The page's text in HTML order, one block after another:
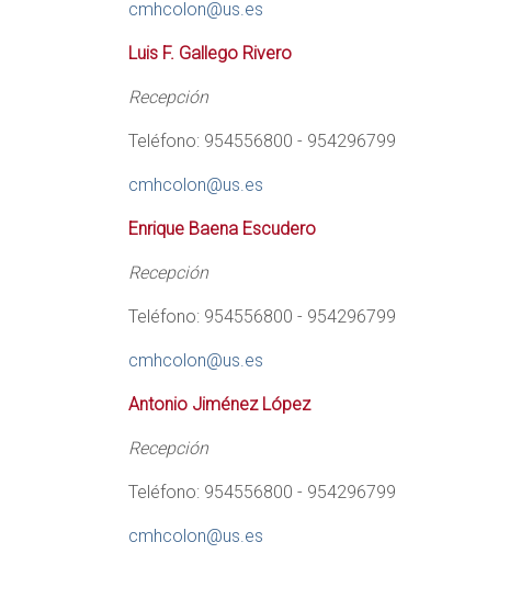
cmhcolon@us.es
Luis F. Gallego Rivero
Recepción
Teléfono: 954556800 - 954296799
cmhcolon@us.es
Enrique Baena Escudero
Recepción
Teléfono: 954556800 - 954296799
cmhcolon@us.es
Antonio Jiménez López
Recepción
Teléfono: 954556800 - 954296799
cmhcolon@us.es